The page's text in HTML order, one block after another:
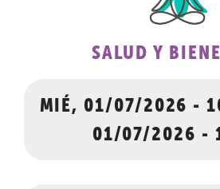
SALUD Y
MIÉ, 01/07/2026 -
01/07/2026 -